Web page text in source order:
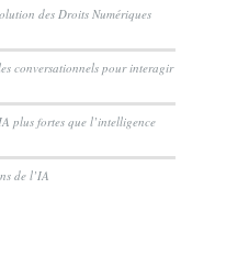
des Droits Numériques
conversationnels pour interagir
plus fortes que l’intelligence
de l’IA